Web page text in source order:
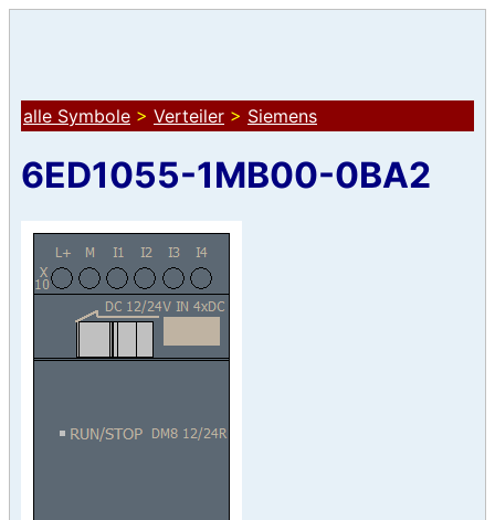
alle Symbole > Verteiler > Siemens
6ED1055-1MB00-0BA2